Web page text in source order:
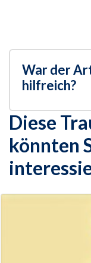
War der
hilfreich?
Diese
könnten